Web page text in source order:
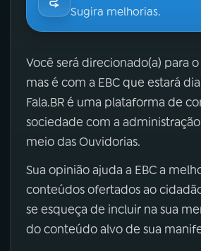
Sugira melhorias.
Você será direcionado(a) para o
mas é com a EBC que estará
Fala.BR é uma plataforma de
sociedade com a
meio das Ouvidorias.
Sua opinião ajuda a EBC a
conteúdos ofertados ao
se esqueça de incluir na sua
do conteúdo alvo de sua